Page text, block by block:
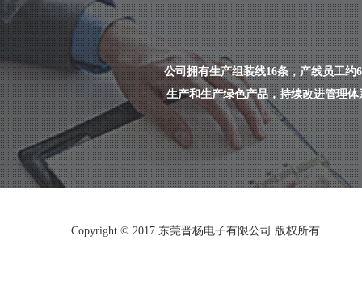
公司拥有生产组装线16条，产线员工
生产和生产绿色产品，持续改进管理
Copyright © 2017 东莞晋杨电子有限公司 版权所有